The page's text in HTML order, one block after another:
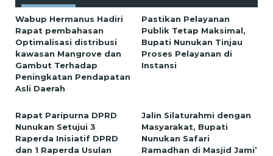
Wabup Hermanus Hadiri
Rapat pembahasan
Optimalisasi distribusi
kawasan Mangrove dan
Gambut Terhadap
Peningkatan Pendapatan
Asli Daerah
Pastikan Pelayanan
Publik Tetap Maksimal,
Bupati Nunukan Tinjau
Proses Pelayanan di
Instansi
Rapat Paripurna DPRD
Nunukan Setujui 3
Raperda Inisiatif DPRD
dan 1 Raperda Usulan
Jalin Silaturahmi dengan
Masyarakat, Bupati
Nunukan Safari
Ramadhan di Masjid Jami’